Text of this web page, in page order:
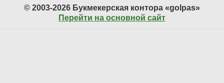
© 2003-2026 Букмекерская контора «golpas»
Перейти на основной сайт